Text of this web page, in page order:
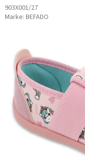
903X001/27
Marke: BEFADO